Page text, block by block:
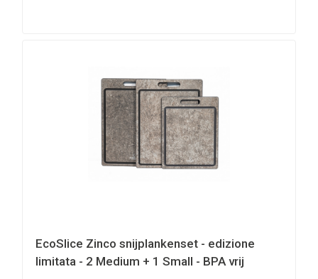
EcoSlice Zinco snijplankenset - edizione
limitata - 2 Medium + 1 Small - BPA vrij